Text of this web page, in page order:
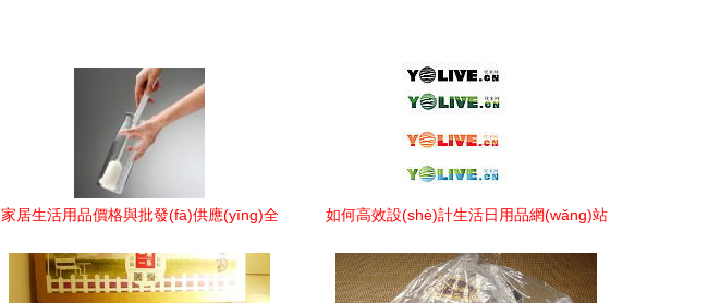
家居生活用品價格與批發(fā)供應(yīng)全
如何高效設(shè)計生活日用品網(wǎng)站